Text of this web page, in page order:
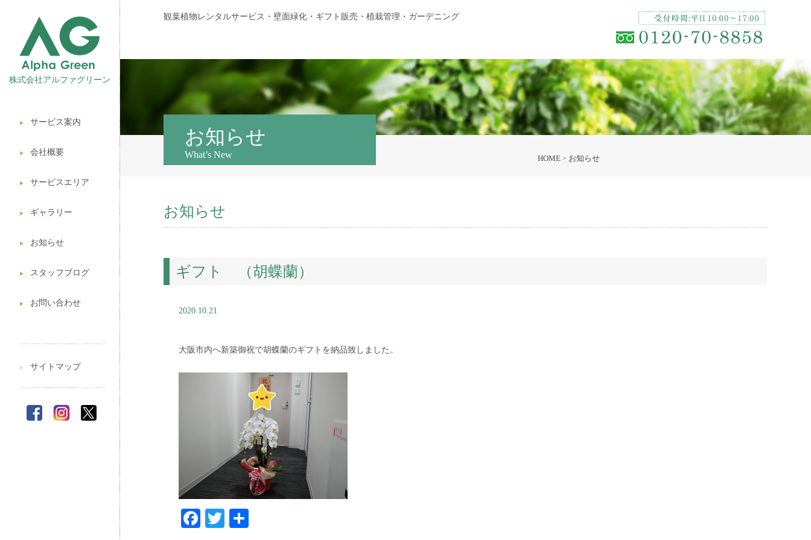
株式会社アルファグリーン
▶︎ サービス案内
▶︎ 会社概要
▶︎ サービスエリア
▶︎ ギャラリー
▶︎ お知らせ
▶︎ スタッフブログ
▶︎ お問い合わせ
観葉植物レンタル
壁面緑化
ギフト販売
造園ガーデニング
植木処分
▶︎ サイトマップ
観葉植物レンタルサービス・壁面緑化・ギフト販売・植栽管理・ガーデニング
お知らせ
What’s New HOME お知らせ
お知らせ
ギフト （胡蝶蘭）
2020.10.21
大阪市内へ新築御祝で胡蝶蘭のギフトを納品致しました。
Facebook
Twitter